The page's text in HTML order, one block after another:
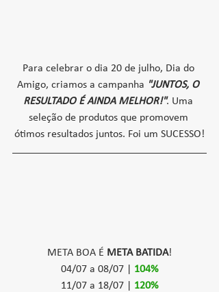
Para celebrar o dia 20 de julho, Dia do
Amigo, criamos a campanha "JUNTOS, O
RESULTADO É AINDA MELHOR!". Uma
seleção de produtos que promovem
ótimos resultados juntos. Foi um SUCESSO!
META BOA É META BATIDA!
04/07 a 08/07 | 104%
11/07 a 18/07 | 120%